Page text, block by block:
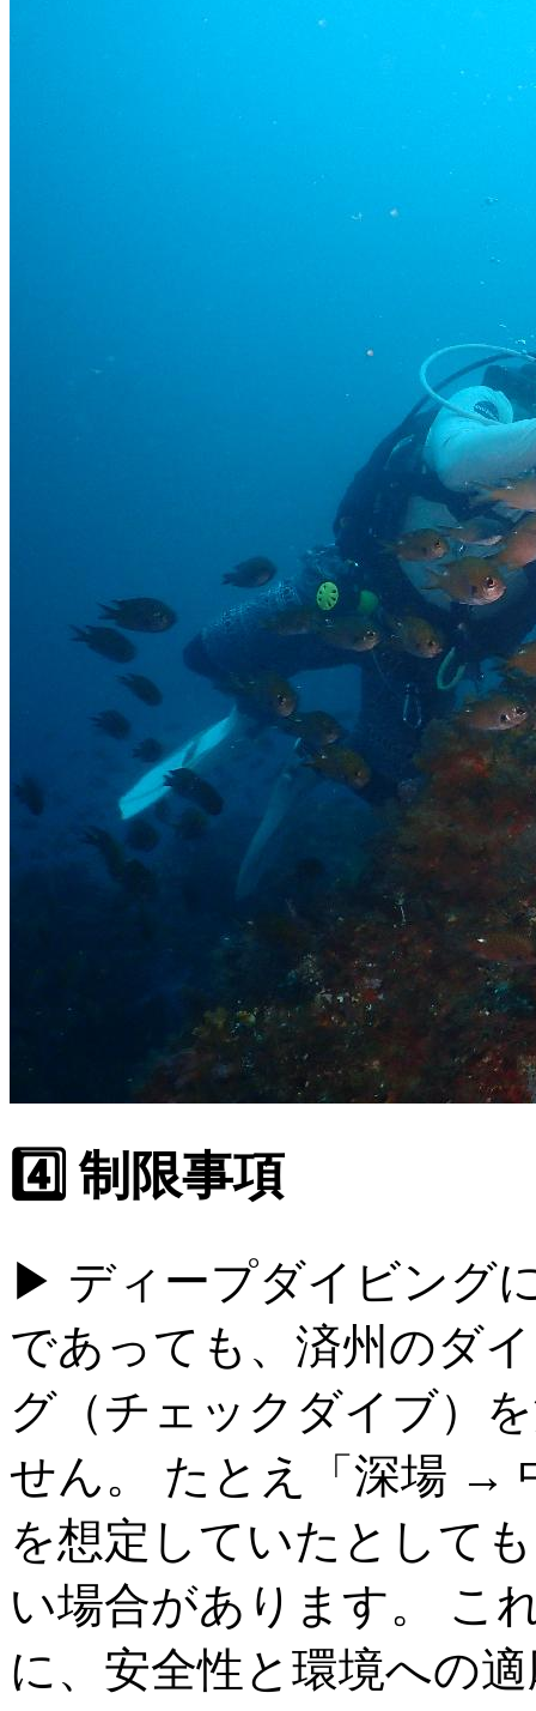
4️⃣ 制限事項
▶ ディープダイビング
であっても、済州のダ
グ（チェックダイブ）
せん。 たとえ「深場 →
を想定していたとして
い場合があります。 こ
に、安全性と環境への